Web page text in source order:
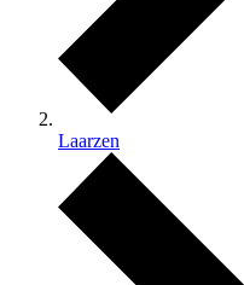
Laarzen